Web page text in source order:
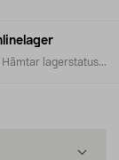
Hämtar lagerstatus...